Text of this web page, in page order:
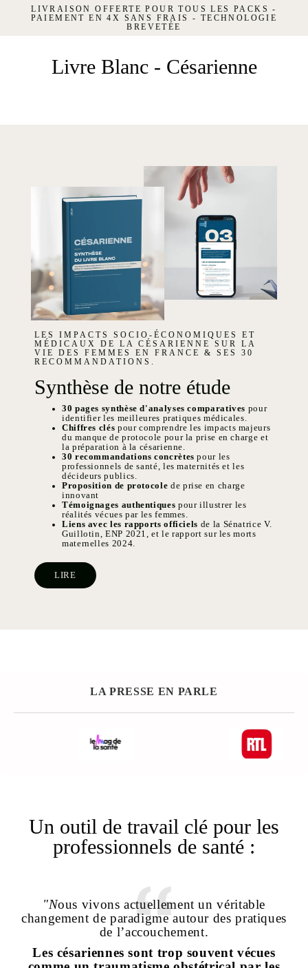
LIVRAISON OFFERTE POUR TOUS LES PACKS -
PAIEMENT EN 4X SANS FRAIS - TECHNOLOGIE
BREVETÉE
Livre Blanc - Césarienne
LES IMPACTS SOCIO-ÉCONOMIQUES ET
MÉDICAUX DE LA CÉSARIENNE SUR LA
VIE DES FEMMES EN FRANCE & SES 30
RECOMMANDATIONS.
Synthèse de notre étude
30 pages synthèse d'analyses comparatives pour
identifier les meilleures pratiques médicales.
Chiffres clés pour comprendre les impacts majeurs
du manque de protocole pour la prise en charge et
la préparation à la césarienne.
30 recommandations concrètes pour les
professionnels de santé, les maternités et les
décideurs publics.
Proposition de protocole de prise en charge
innovant
Témoignages authentiques pour illustrer les
réalités vécues par les femmes.
Liens avec les rapports officiels de la Sénatrice V.
Guillotin, ENP 2021, et le rapport sur les morts
maternelles 2024.
LIRE
LA PRESSE EN PARLE
Un outil de travail clé pour les
professionnels de santé :
"Nous vivons actuellement un véritable
changement de paradigme autour des pratiques
de l’accouchement.
Les césariennes sont trop souvent vécues